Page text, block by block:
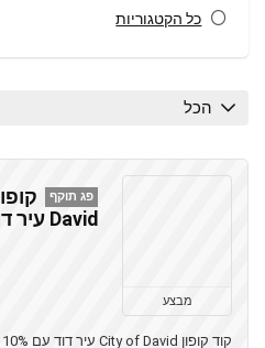
כל הקטגוריות
הכל
מבצע
פג תוקף
David עיר דוד